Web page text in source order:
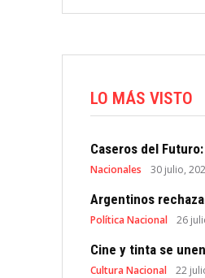
LO MÁS VISTO
Caseros del
Nacionales 30 julio,
Argentinos
Política Nacional 26
Cine y tinta se
Cultura Nacional 22